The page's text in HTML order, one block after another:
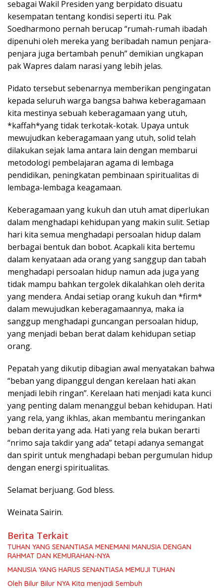
sebagai Wakil Presiden yang berpidato disuatu
kesempatan tentang kondisi seperti itu. Pak
Soedharmono pernah berucap “rumah-rumah ibadah
dipenuhi oleh mereka yang beribadah namun penjara-
penjara juga bertambah penuh” demikian ungkapan
pak Wapres dalam narasi yang lebih jelas.
Pidato tersebut sebenarnya memberikan pengingatan
kepada seluruh warga bangsa bahwa keberagamaan
kita mestinya sebuah keberagamaan yang utuh,
*kaffah*yang tidak terkotak-kotak. Upaya untuk
mewujudkan keberagamaan yang utuh, solid telah
dilakukan sejak lama antara lain dengan membarui
metodologi pembelajaran agama di lembaga
pendidikan, peningkatan pembinaan spiritualitas di
lembaga-lembaga keagamaan.
Keberagamaan yang kukuh dan utuh amat diperlukan
dalam menghadapi kehidupan yang makin sulit. Setiap
hari kita semua menghadapi persoalan hidup dalam
berbagai bentuk dan bobot. Acapkali kita bertemu
dalam kenyataan ada orang yang sanggup dan tabah
menghadapi persoalan hidup namun ada juga yang
tidak mampu bahkan tergolek dikalahkan oleh derita
yang mendera. Andai setiap orang kukuh dan *firm*
dalam mewujudkan keberagamaannya, maka ia
sanggup menghadapi guncangan persoalan hidup,
yang menjadi beban berat dalam kehidupan setiap
orang.
Pepatah yang dikutip dibagian awal menyatakan bahwa
“beban yang dipanggul dengan kerelaan hati akan
menjadi lebih ringan”. Kerelaan hati menjadi kata kunci
yang penting dalam menanggul beban kehidupan. Hati
yang rela, yang ikhlas, akan membantu meringankan
beban derita yang ada. Hati yang rela bukan berarti
“nrimo saja takdir yang ada” tetapi adanya semangat
dan spirit untuk menghadapi beban pergumulan hidup
dengan energi spiritualitas.
Selamat berjuang. God bless.
Weinata Sairin.
Berita Terkait
TUHAN YANG SENANTIASA MENEMANI MANUSIA DENGAN
RAHMAT DAN KEMURAHAN-NYA
MANUSIA YANG HARUS SENANTIASA MEMUJI TUHAN
Oleh Bilur Bilur NYA Kita menjadi Sembuh